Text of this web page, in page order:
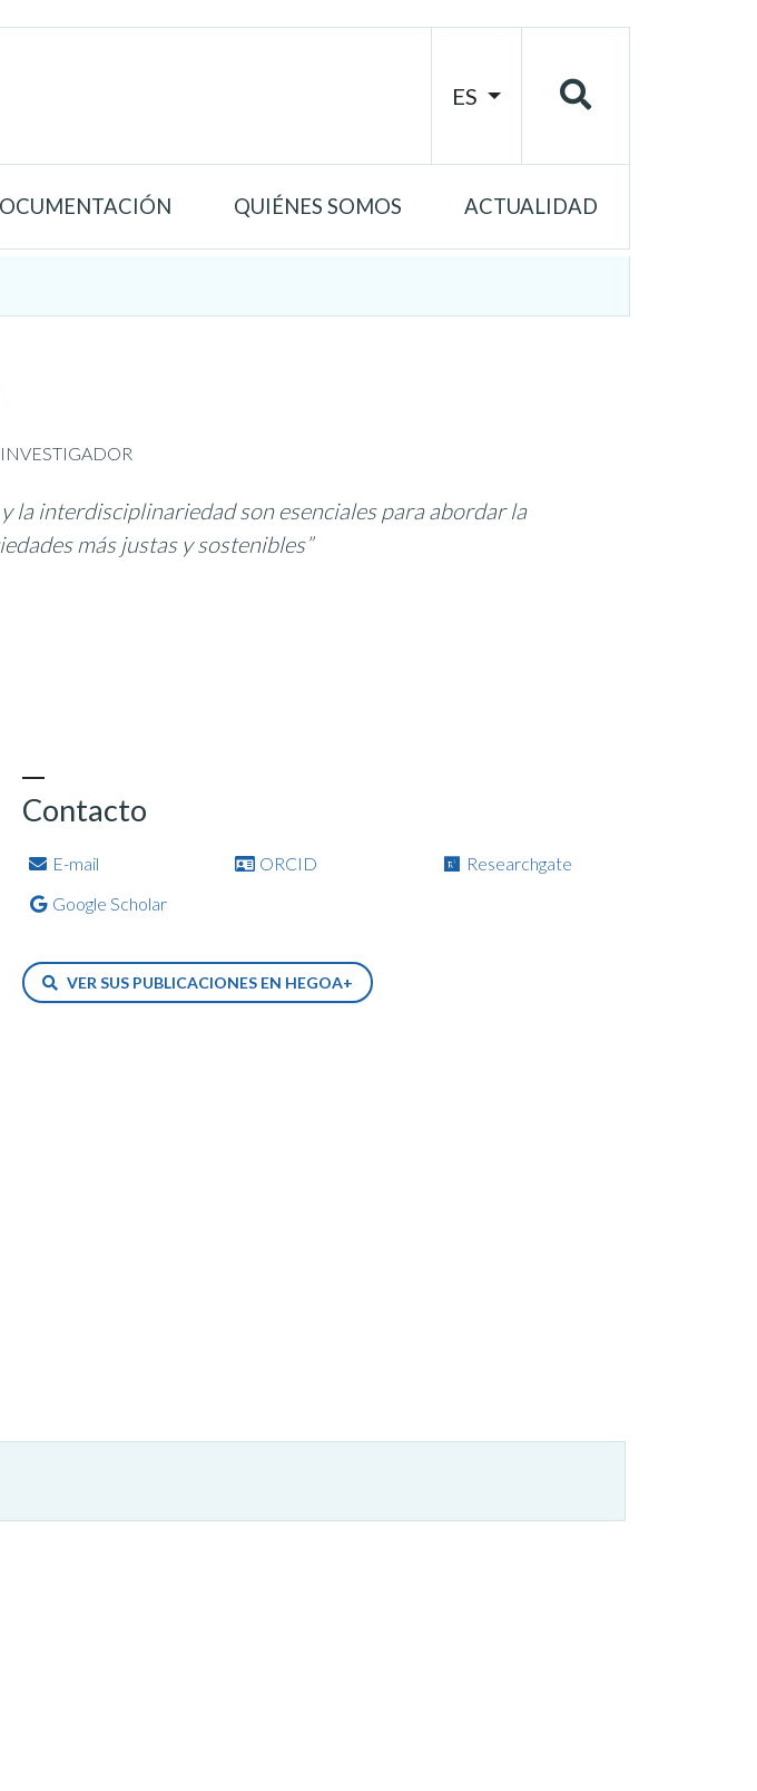
ES
QUIÉNES SOMOS ACTUALIDAD
y la interdisciplinariedad son esenciales para abordar la
más justas y sostenibles”
Contacto
E-mail ORCID
Researchgate
Google Scholar
VER SUS PUBLICACIONES EN HEGOA+